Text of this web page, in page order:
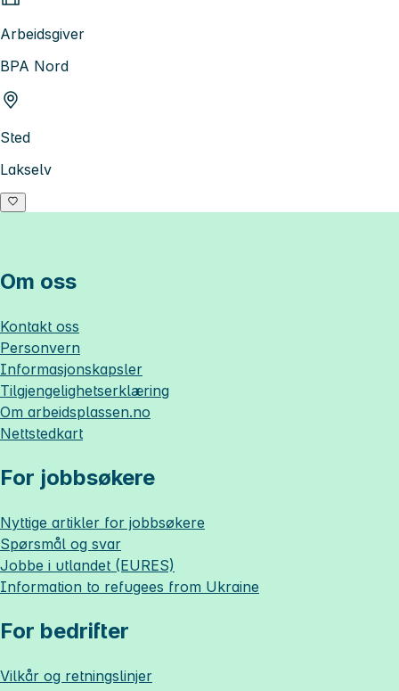
Arbeidsgiver
BPA Nord
Sted
Lakselv
Om oss
Kontakt oss
Personvern
Informasjonskapsler
Tilgjengelighetserklæring
Om arbeidsplassen.no
Nettstedkart
For jobbsøkere
Nyttige artikler for jobbsøkere
Spørsmål og svar
Jobbe i utlandet (EURES)
Information to refugees from Ukraine
For bedrifter
Vilkår og retningslinjer